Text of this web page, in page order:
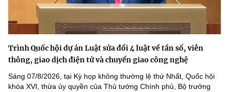
Trình Quốc hội dự án Luật sửa đổi 4 luật về tần số, viễn
thông, giao dịch điện tử và chuyển giao công nghệ
Sáng 07/8/2026, tại Kỳ họp không thường lệ thứ Nhất, Quốc hội
khóa XVI, thừa ủy quyền của Thủ tướng Chính phủ, Bộ trưởng